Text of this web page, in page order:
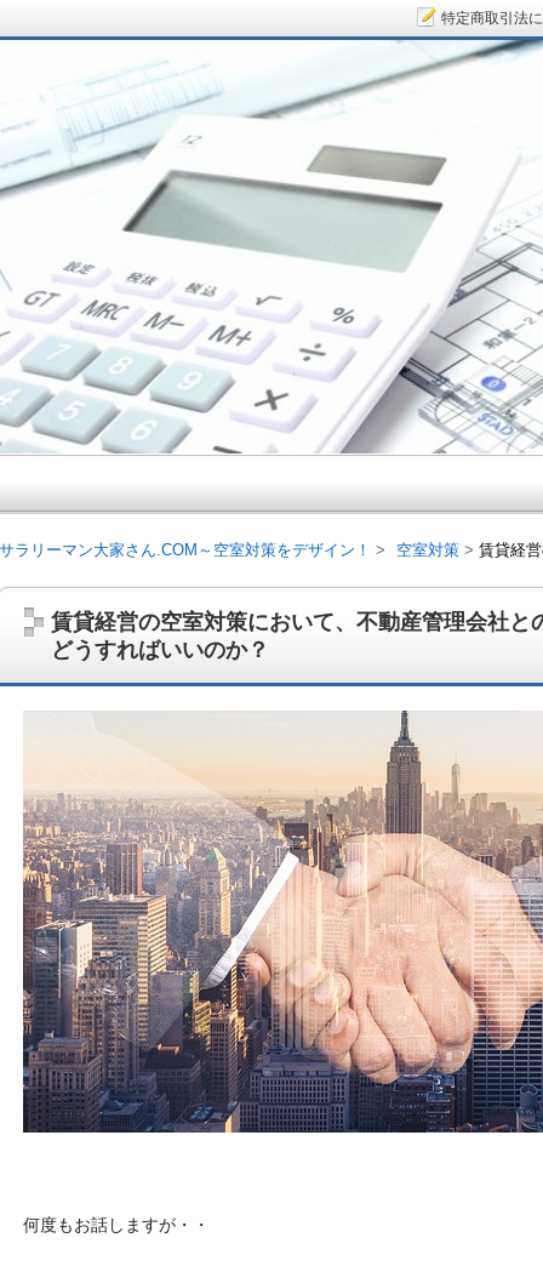
賃貸経営の空室対策において、不動産管理会社と
どうすればいいのか？
何度もお話しますが・・
サラリーマン大家さん.COM～空室対策をデザイン！ 空室対策 賃貸経
サラリーマン大家さん.COM～空
サラリーマン大家さんを応援！マンション経営、アパート経営の空室
ム、大家さん自ら行うネット集客、コンセプト賃貸の導入を研究する
on書籍出版、多拠点居住の暮らしぶり、旅行業務取扱管理者、宅建等
特定商取引法